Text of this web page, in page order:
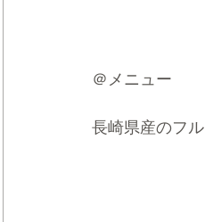
＠メニュー
長崎県産のフル